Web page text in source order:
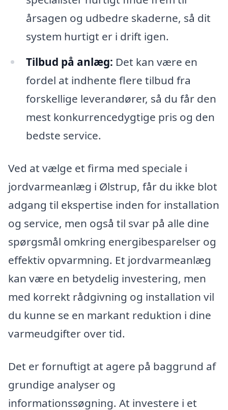
årsagen og udbedre skaderne, så dit
system hurtigt er i drift igen.
Tilbud på anlæg: Det kan være en
fordel at indhente flere tilbud fra
forskellige leverandører, så du får den
mest konkurrencedygtige pris og den
bedste service.
Ved at vælge et firma med speciale i
jordvarmeanlæg i Ølstrup, får du ikke blot
adgang til ekspertise inden for installation
og service, men også til svar på alle dine
spørgsmål omkring energibesparelser og
effektiv opvarmning. Et jordvarmeanlæg
kan være en betydelig investering, men
med korrekt rådgivning og installation vil
du kunne se en markant reduktion i dine
varmeudgifter over tid.
Det er fornuftigt at agere på baggrund af
grundige analyser og
informationssøgning. At investere i et